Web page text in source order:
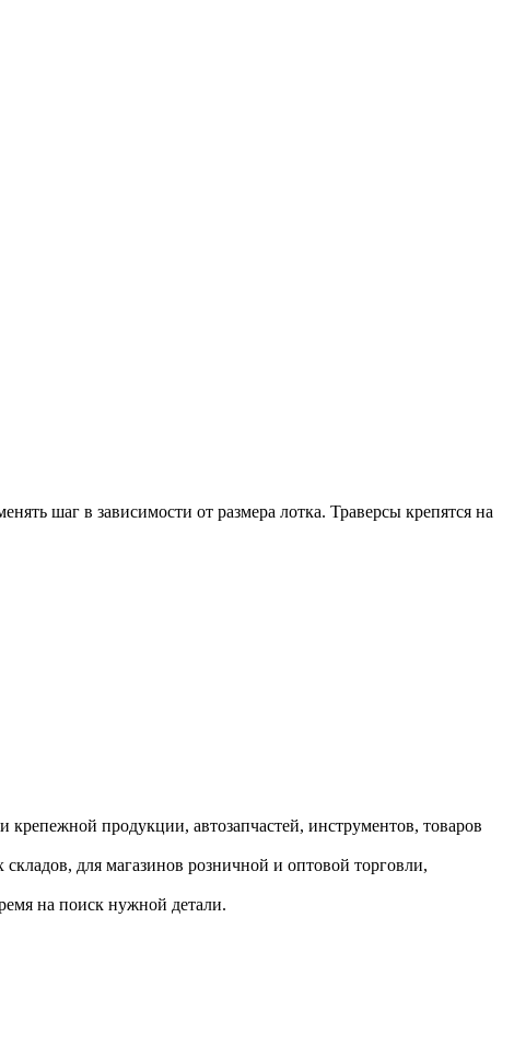
шаг в зависимости от размера лотка. Траверсы крепятся на
продукции, автозапчастей, инструментов, товаров
для магазинов розничной и оптовой торговли,
на поиск нужной детали.